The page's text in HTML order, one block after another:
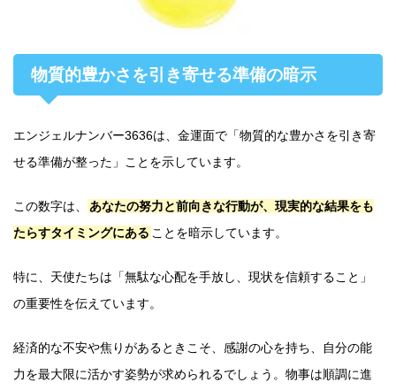
物質的豊かさを引き寄せる準備の暗示
エンジェルナンバー3636は、金運面で「物質的な豊かさを引き寄
せる準備が整った」ことを示しています。
この数字は、
あなたの努力と前向きな行動が、現実的な結果をも
たらすタイミングにある ことを暗示しています。
特に、天使たちは「無駄な心配を手放し、現状を信頼すること」
の重要性を伝えています。
経済的な不安や焦りがあるときこそ、感謝の心を持ち、自分の能
力を最大限に活かす姿勢が求められるでしょう。物事は順調に進